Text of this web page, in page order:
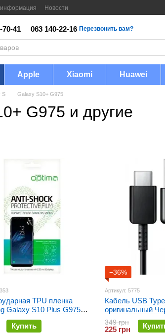
информация Новости
70-41 063 140-22-16 Перезвонить вам?
Apple Xiaomi Huawei
S Galaxy S10+ G975
G975 и другие
TPU пленка
Galaxy S10 Plus G975
Shock
Купить
−36%
Артикул: 5775
Кабель USB
оригинальный
349 грн
225 грн